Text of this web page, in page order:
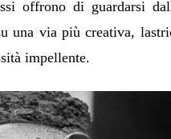
offrono di guardarsi
una via più creativa,
impellente.